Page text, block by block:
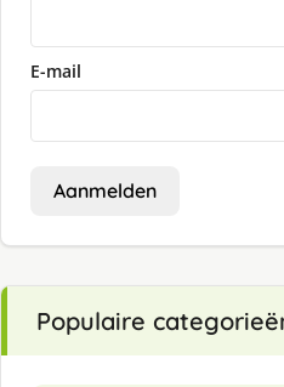
E-mail
Aanmelden
Populaire